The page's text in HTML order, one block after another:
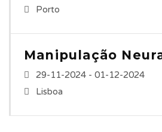
Porto
Manipulação
29-11-2024 - 01-12-2024
Lisboa